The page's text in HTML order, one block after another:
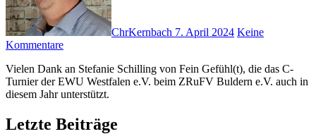
ChrKernbach 7. April 2024 Keine
Kommentare
Vielen Dank an Stefanie Schilling von Fein Gefühl(t), die das C-
Turnier der EWU Westfalen e.V. beim ZRuFV Buldern e.V. auch in
diesem Jahr unterstützt.
Letzte Beiträge